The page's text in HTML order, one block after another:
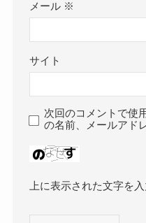
メール ※
サイト
次回のコメントで使
の名前、メールアド
上に表示された文字を